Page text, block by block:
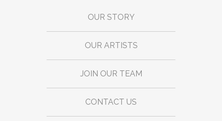
OUR STORY
OUR ARTISTS
JOIN OUR TEAM
CONTACT US